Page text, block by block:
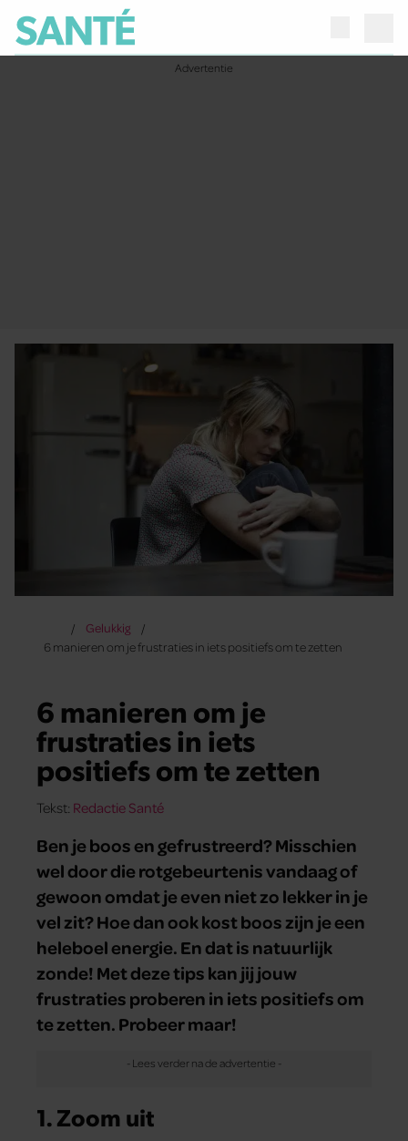
Gelukkig
6 manieren om je frustraties in iets positiefs om te zetten
6 manieren om je
frustraties in iets
positiefs om te zetten
Tekst: Redactie Santé
Ben je boos en gefrustreerd? Misschien
wel door die rotgebeurtenis vandaag of
gewoon omdat je even niet zo lekker in je
vel zit? Hoe dan ook kost boos zijn je een
heleboel energie. En dat is natuurlijk
zonde! Met deze tips kan jij jouw
frustraties proberen in iets positiefs om
te zetten. Probeer maar!
1. Zoom uit